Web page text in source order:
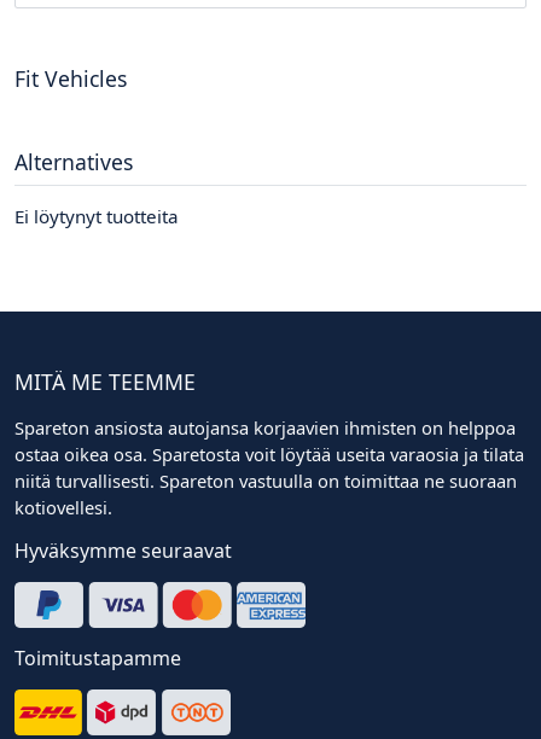
Fit Vehicles
Alternatives
Ei löytynyt tuotteita
MITÄ ME TEEMME
Spareton ansiosta autojansa korjaavien ihmisten on helppoa
ostaa oikea osa. Sparetosta voit löytää useita varaosia ja tilata
niitä turvallisesti. Spareton vastuulla on toimittaa ne suoraan
kotiovellesi.
Hyväksymme seuraavat
Toimitustapamme